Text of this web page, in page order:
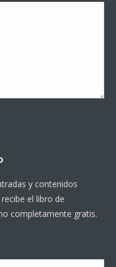
y contenidos
el libro de
completamente gratis.